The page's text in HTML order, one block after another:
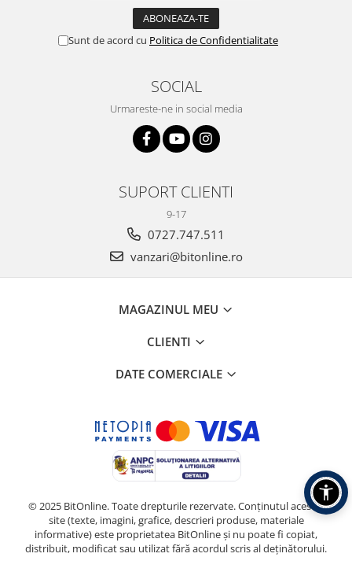
Sunt de acord cu Politica de Confidentialitate
SOCIAL
Urmareste-ne in social media
SUPORT CLIENTI
9-17
0727.747.511
vanzari@bitonline.ro
MAGAZINUL MEU
CLIENTI
DATE COMERCIALE
© 2025 BitOnline. Toate drepturile rezervate. Conținutul acestui
site (texte, imagini, grafice, descrieri produse, materiale
informative) este proprietatea BitOnline și nu poate fi copiat,
distribuit, modificat sau utilizat fără acordul scris al deținătorului.